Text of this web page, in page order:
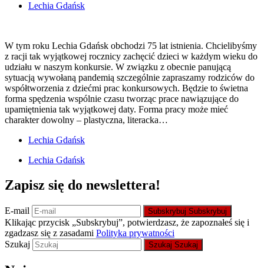
Lechia Gdańsk
W tym roku Lechia Gdańsk obchodzi 75 lat istnienia. Chcielibyśmy
z racji tak wyjątkowej rocznicy zachęcić dzieci w każdym wieku do
udziału w naszym konkursie. W związku z obecnie panującą
sytuacją wywołaną pandemią szczególnie zapraszamy rodziców do
współtworzenia z dziećmi prac konkursowych. Będzie to świetna
forma spędzenia wspólnie czasu tworząc prace nawiązujące do
upamiętnienia tak wyjątkowej daty. Forma pracy może mieć
charakter dowolny – plastyczna, literacka…
Lechia Gdańsk
Lechia Gdańsk
Zapisz się do newslettera!
E-mail Subskrybuj Subskrybuj
Klikając przycisk „Subskrybuj”, potwierdzasz, że zapoznałeś się i
zgadzasz się z zasadami Polityka prywatności
Szukaj
Szukaj Szukaj